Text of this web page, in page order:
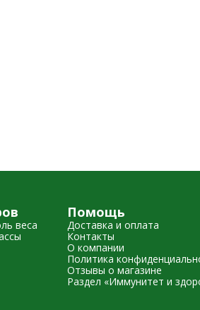
веса
Помощь
Доставка и оплата
Контакты
О компании
Политика
Отзывы о магазине
Раздел «Иммунитет и